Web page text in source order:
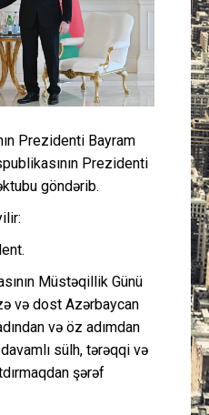
İdman
Layihə
Gündəm
Cəmiyyət
Prezidenti Bayram
Prezidenti
göndərib.
Müstəqillik Günü
və dost Azərbaycan
və öz adımdan
sülh, tərəqqi və
şərəf